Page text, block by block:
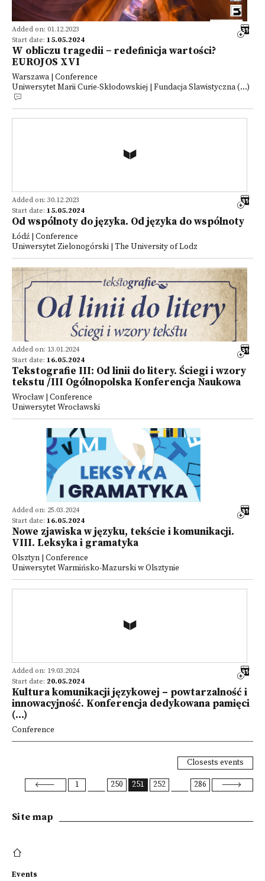
Added on: 01.12.2023
Start date: 15.05.2024
W obliczu tragedii − redefinicja wartości?
EUROJOS XVI
Warszawa | Conference
Uniwersytet Marii Curie-Skłodowskiej | Fundacja Slawistyczna (...)
Added on: 30.12.2023
Start date: 15.05.2024
Od wspólnoty do języka. Od języka do wspólnoty
Łódź | Conference
Uniwersytet Zielonogórski | The University of Lodz
Added on: 13.01.2024
Start date: 16.05.2024
Tekstografie III: Od linii do litery. Ściegi i wzory
tekstu /III Ogólnopolska Konferencja Naukowa
Wrocław | Conference
Uniwersytet Wrocławski
Added on: 25.03.2024
Start date: 16.05.2024
Nowe zjawiska w języku, tekście i komunikacji.
VIII. Leksyka i gramatyka
Olsztyn | Conference
Uniwersytet Warmińsko-Mazurski w Olsztynie
Added on: 19.03.2024
Start date: 20.05.2024
Kultura komunikacji językowej – powtarzalność i
innowacyjność. Konferencja dedykowana pamięci
(...)
Conference
Closests events
1 250 251 252 286
Site map
Events